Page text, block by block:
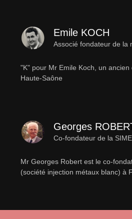
Emile KOCH
Associé fondateur de la
"K" pour Mr Emile Koch, un
Haute-Saône
Georges
Co-fondateur de la
Mr Georges Robert est le co-
(société injection métaux blanc) à